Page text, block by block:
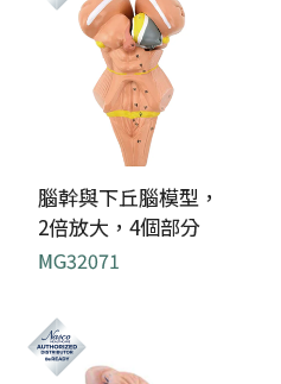
腦幹與下丘腦模型，
2倍放大，4個部分
MG32071